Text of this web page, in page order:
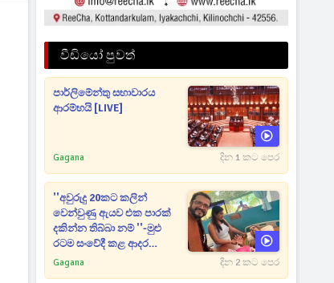
වීඩියෝ පුවත්
පාර්ලිමේන්තු සභාවාරය
ආරම්භයි [LIVE]
Gagana දින 1 කට පෙර
''අවුරුදු 20කට කලින්
වෙන්වුණු ඇයව එක පාරක්
දකින්න තිබ්බා නම් ''-මුළු
රටම සංවේදී කළ ආදර
අමරණීය මතකය
Gagana දින 2 කට පෙර